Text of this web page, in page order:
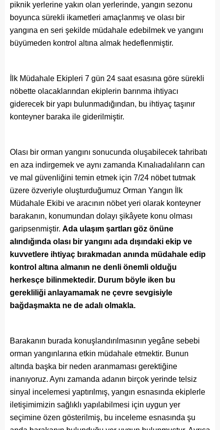
piknik yerlerine yakın olan yerlerinde, yangın sezonu
boyunca sürekli ikametleri amaçlanmış ve olası bir
yangına en seri şekilde müdahale edebilmek ve yangını
büyümeden kontrol altına almak hedeflenmiştir.
İlk Müdahale Ekipleri 7 gün 24 saat esasına göre sürekli
nöbette olacaklarından ekiplerin barınma ihtiyacı
giderecek bir yapı bulunmadığından, bu ihtiyaç taşınır
konteyner baraka ile giderilmiştir.
Olası bir orman yangını sonucunda oluşabilecek tahribatı
en aza indirgemek ve aynı zamanda Kınalıadalıların can
ve mal güvenliğini temin etmek için 7/24 nöbet tutmak
üzere özveriyle oluşturduğumuz Orman Yangın İlk
Müdahale Ekibi ve aracının nöbet yeri olarak konteyner
barakanın, konumundan dolayı şikâyete konu olması
garipsenmiştir. Ada ulaşım şartları göz önüne
alındığında olası bir yangını ada dışındaki ekip ve
kuvvetlere ihtiyaç bırakmadan anında müdahale edip
kontrol altına almanın ne denli önemli olduğu
herkesçe bilinmektedir. Durum böyle iken bu
gerekliliği anlayamamak ne çevre sevgisiyle
bağdaşmakta ne de adalı olmakla.
Barakanın burada konuşlandırılmasının yegâne sebebi
orman yangınlarına etkin müdahale etmektir. Bunun
altında başka bir neden aranmaması gerektiğine
inanıyoruz. Aynı zamanda adanın birçok yerinde telsiz
sinyal incelemesi yaptırılmış, yangın esnasında ekiplerle
iletişimimizin sağlıklı yapılabilmesi için uygun yer
seçimine özen gösterilmiş, bu inceleme esnasında şu